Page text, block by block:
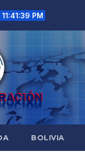
11:41:40 PM
BOLIVIA